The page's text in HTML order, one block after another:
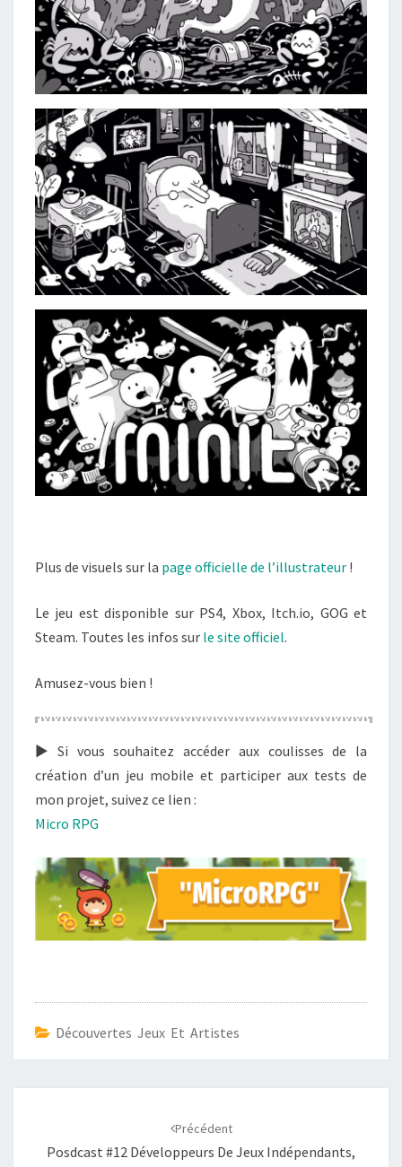
Plus de visuels sur la page officielle de l’illustrateur !
Le jeu est disponible sur PS4, Xbox, Itch.io, GOG et
Steam. Toutes les infos sur le site officiel.
Amusez-vous bien !
► Si vous souhaitez accéder aux coulisses de la
création d’un jeu mobile et participer aux tests de
mon projet, suivez ce lien :
Micro RPG
Découvertes Jeux Et Artistes
Précédent
Posdcast #12 Développeurs De Jeux Indépendants,